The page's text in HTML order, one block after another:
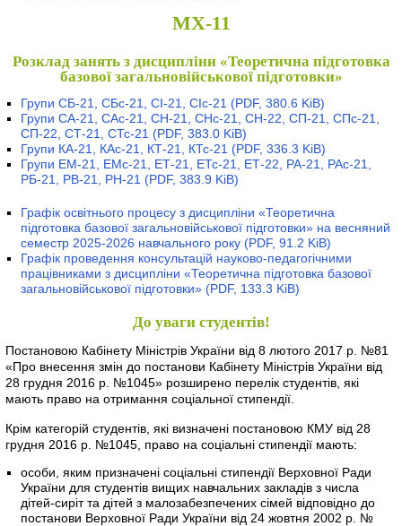
МХ-11
Розклад занять з дисципліни «Теоретична підготовка
базової загальновійськової підготовки»
Групи СБ-21, СБс-21, СІ-21, СІс-21 (PDF, 380.6 KiB)
Групи СА-21, САс-21, СН-21, СНс-21, СН-22, СП-21, СПс-21,
СП-22, СТ-21, СТс-21 (PDF, 383.0 KiB)
Групи КА-21, КАс-21, КТ-21, КТс-21 (PDF, 336.3 KiB)
Групи ЕМ-21, ЕМс-21, ЕТ-21, ЕТс-21, ЕТ-22, РА-21, РАс-21,
РБ-21, РВ-21, РН-21 (PDF, 383.9 KiB)
Графік освітнього процесу з дисципліни «Теоретична
підготовка базової загальновійськової підготовки» на весняний
семестр 2025-2026 навчального року (PDF, 91.2 KiB)
Графік проведення консультацій науково-педагогічними
працівниками з дисципліни «Теоретична підготовка базової
загальновійськової підготовки» (PDF, 133.3 KiB)
До уваги студентів!
Постановою Кабінету Міністрів України від 8 лютого 2017 р. №81
«Про внесення змін до постанови Кабінету Міністрів України від
28 грудня 2016 р. №1045» розширено перелік студентів, які
мають право на отримання соціальної стипендії.
Крім категорій студентів, які визначені постановою КМУ від 28
грудня 2016 р. №1045, право на соціальні стипендії мають:
особи, яким призначені соціальні стипендії Верховної Ради
України для студентів вищих навчальних закладів з числа
дітей-сиріт та дітей з малозабезпечених сімей відповідно до
постанови Верховної Ради України від 24 жовтня 2002 р. №